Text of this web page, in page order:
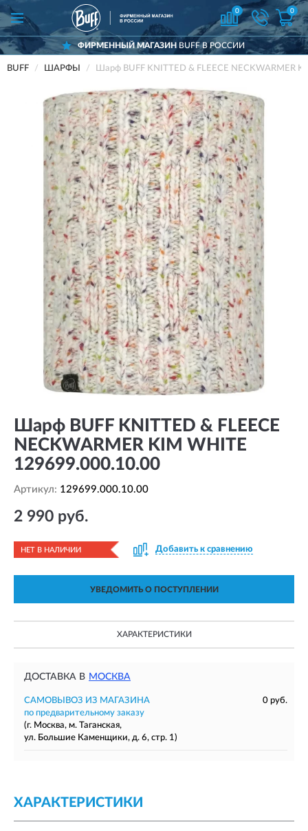
0 0
ФИРМЕННЫЙ МАГАЗИН BUFF В РОССИИ
BUFF ШАРФЫ Шарф BUFF KNITTED & FLEECE NECKWARMER
Шарф BUFF KNITTED & FLEECE
NECKWARMER KIM WHITE
129699.000.10.00
Артикул: 129699.000.10.00
2 990 руб.
НЕТ В НАЛИЧИИ Добавить к сравнению
УВЕДОМИТЬ О ПОСТУПЛЕНИИ
ХАРАКТЕРИСТИКИ
ДОСТАВКА В МОСКВА
САМОВЫВОЗ ИЗ МАГАЗИНА
0 руб.
по предварительному заказу
(г. Москва, м. Таганская,
ул. Большие Каменщики, д. 6, стр. 1)
ХАРАКТЕРИСТИКИ